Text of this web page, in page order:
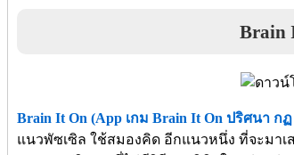
Brain
Brain It On (App เกม Brain It On ปริศนา ก
แนวพัซเซิล ใช้สมองคิด อีกแนวหนึ่ง ที่จะมาเ